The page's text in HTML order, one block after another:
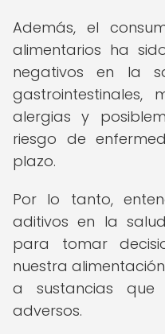
Además, el
alimentarios ha
negativos en la
gastrointestinales,
alergias y
riesgo de
plazo.
Por lo tanto,
aditivos en la
para tomar
nuestra
a sustancias que
adversos.